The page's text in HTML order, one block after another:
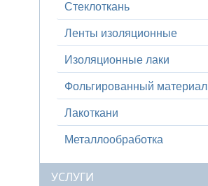
Стеклоткань
Ленты изоляционные
Изоляционные лаки
Фольгированный материал
Лакоткани
Металлообработка
УСЛУГИ